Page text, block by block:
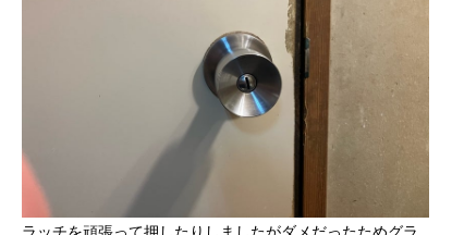
ラッチを頑張って押したりしましたがダメだったためグラ